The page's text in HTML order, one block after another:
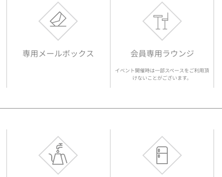
専用メールボックス 会員専用ラウンジ
イベント開催時は一部スペースをご利用頂
けないことがございます。